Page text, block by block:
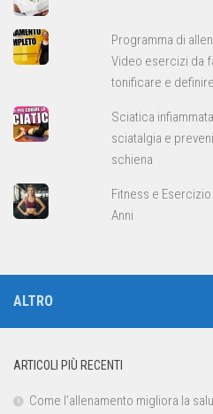
Programma di
Video esercizi da
tonificare e
Sciatica
sciatalgia e
schiena
Fitness e
Anni
ALTRO
ARTICOLI PIÙ RECENTI
Come l’allenamento migliora la